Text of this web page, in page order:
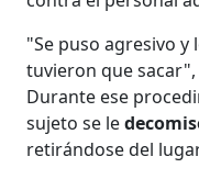
"Se puso agresivo
tuvieron que
Durante ese
sujeto se le
retirándose del